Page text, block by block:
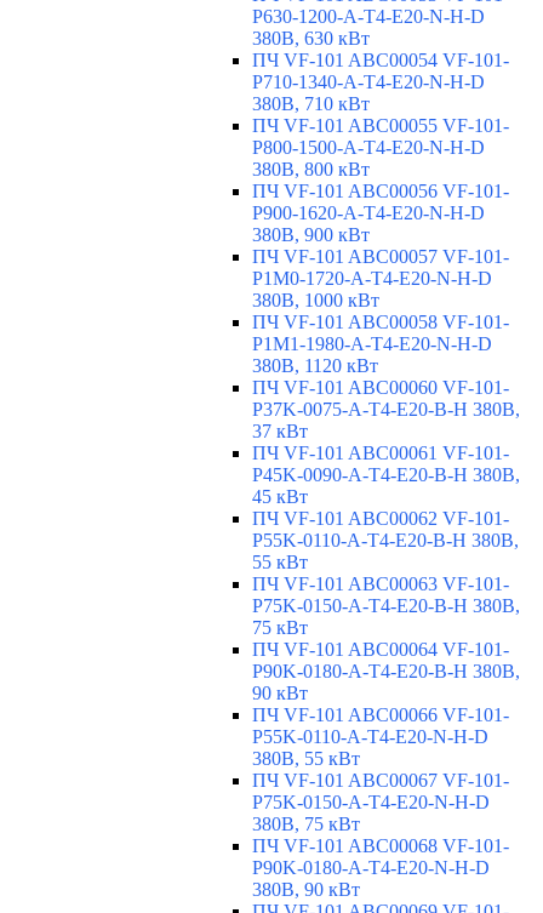
P630-1200-A-T4-E20-N-H-D
380В, 630 кВт
ПЧ VF-101 ABC00054 VF-101-
P710-1340-A-T4-E20-N-H-D
380В, 710 кВт
ПЧ VF-101 ABC00055 VF-101-
P800-1500-A-T4-E20-N-H-D
380В, 800 кВт
ПЧ VF-101 ABC00056 VF-101-
P900-1620-A-T4-E20-N-H-D
380В, 900 кВт
ПЧ VF-101 ABC00057 VF-101-
P1M0-1720-A-T4-E20-N-H-D
380В, 1000 кВт
ПЧ VF-101 ABC00058 VF-101-
P1M1-1980-A-T4-E20-N-H-D
380В, 1120 кВт
ПЧ VF-101 ABC00060 VF-101-
P37K-0075-A-T4-E20-B-H 380В,
37 кВт
ПЧ VF-101 ABC00061 VF-101-
P45K-0090-A-T4-E20-B-H 380В,
45 кВт
ПЧ VF-101 ABC00062 VF-101-
P55K-0110-A-T4-E20-B-H 380В,
55 кВт
ПЧ VF-101 ABC00063 VF-101-
P75K-0150-A-T4-E20-B-H 380В,
75 кВт
ПЧ VF-101 ABC00064 VF-101-
P90K-0180-A-T4-E20-B-H 380В,
90 кВт
ПЧ VF-101 ABC00066 VF-101-
P55K-0110-A-T4-E20-N-H-D
380В, 55 кВт
ПЧ VF-101 ABC00067 VF-101-
P75K-0150-A-T4-E20-N-H-D
380В, 75 кВт
ПЧ VF-101 ABC00068 VF-101-
P90K-0180-A-T4-E20-N-H-D
380В, 90 кВт